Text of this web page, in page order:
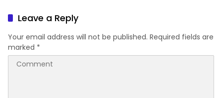
Leave a Reply
Your email address will not be published. Required fields are
marked *